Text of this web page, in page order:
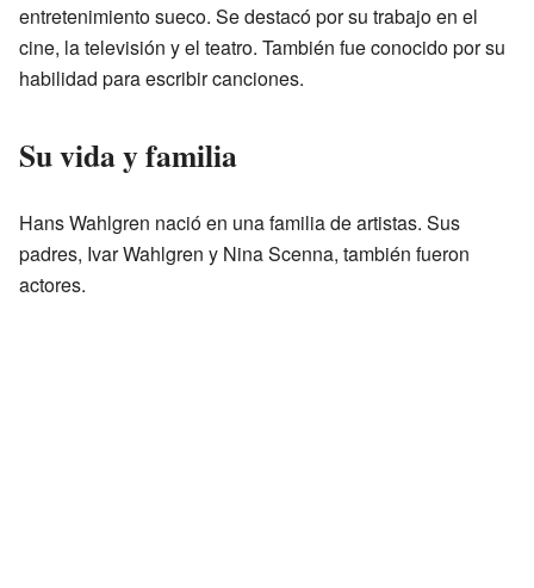
entretenimiento sueco. Se destacó por su trabajo en el
cine, la televisión y el teatro. También fue conocido por su
habilidad para escribir canciones.
Su vida y familia
Hans Wahlgren nació en una familia de artistas. Sus
padres, Ivar Wahlgren y Nina Scenna, también fueron
actores.